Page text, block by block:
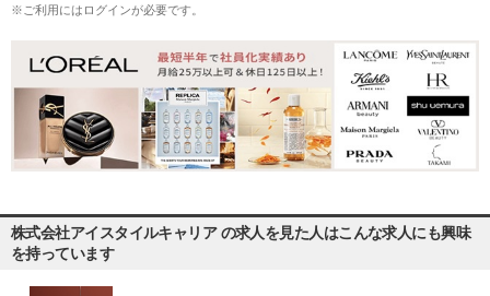
※ご利用にはログインが必要です。
株式会社アイスタイルキャリア の求人を見た人はこんな求人にも興味
を持っています